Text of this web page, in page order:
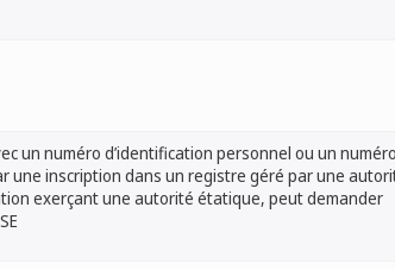
un numéro d’identification personnel ou un numéro
une inscription dans un registre géré par une
exerçant une autorité étatique, peut demander